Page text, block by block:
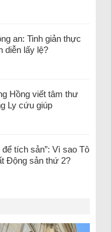
an: Tinh giản thực
diễn lấy lệ?
Hồng viết tâm thư
Ly cứu giúp
tích sản”: Vì sao Tô
Động sản thứ 2?